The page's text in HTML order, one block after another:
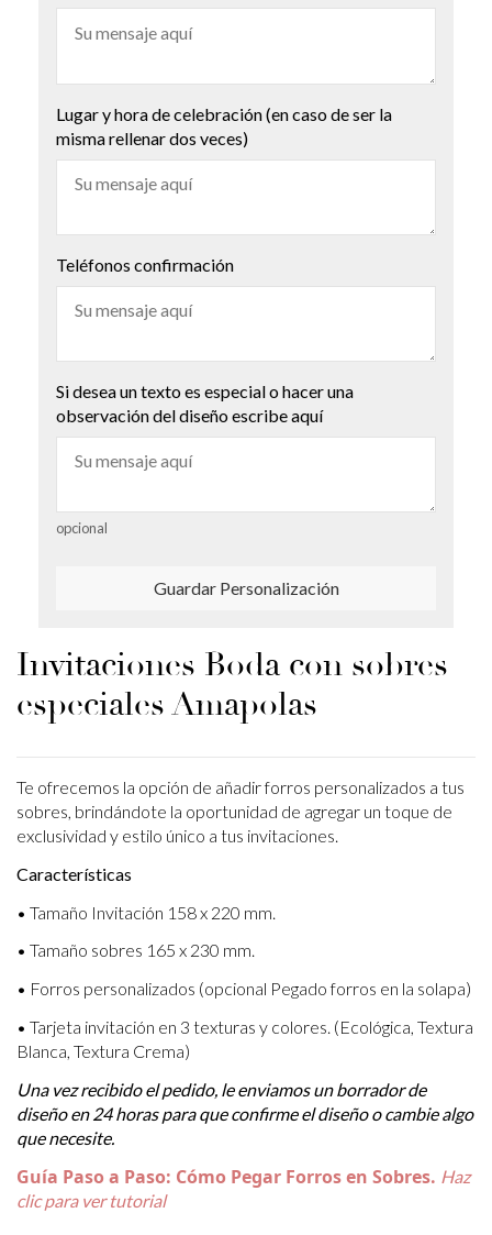
Lugar y hora de celebración (en caso de ser la
misma rellenar dos veces)
Teléfonos confirmación
Si desea un texto es especial o hacer una
observación del diseño escribe aquí
opcional
Guardar Personalización
Invitaciones Boda con sobres
especiales Amapolas
Te ofrecemos la opción de añadir forros personalizados a tus
sobres, brindándote la oportunidad de agregar un toque de
exclusividad y estilo único a tus invitaciones.
Características
• Tamaño Invitación 158 x 220 mm.
• Tamaño sobres 165 x 230 mm.
• Forros personalizados (opcional Pegado forros en la solapa)
• Tarjeta invitación en 3 texturas y colores. (Ecológica, Textura
Blanca, Textura Crema)
Una vez recibido el pedido, le enviamos un borrador de
diseño en 24 horas para que confirme el diseño o cambie algo
que necesite.
Guía Paso a Paso: Cómo Pegar Forros en Sobres. Haz
clic para ver tutorial